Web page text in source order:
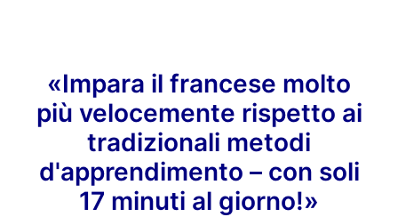
«Impara il francese molto
più velocemente rispetto ai
tradizionali metodi
d'apprendimento – con soli
17 minuti al giorno!»